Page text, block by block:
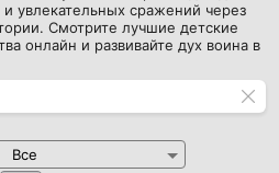
увлекательных сражений через
Смотрите лучшие детские
онлайн и развивайте дух воина в
Все